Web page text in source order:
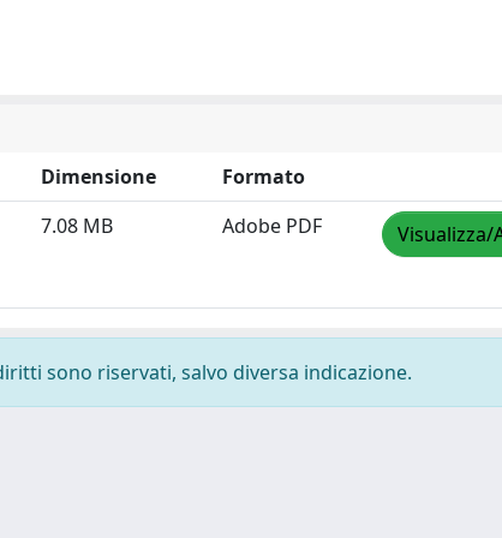
Dimensione
Formato
7.08 MB Adobe PDF Visualizza/
sono riservati, salvo diversa indicazione.